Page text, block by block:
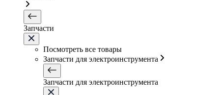
Запчасти
Посмотреть все товары
Запчасти для электроинструмента
Запчасти для электроинструмента